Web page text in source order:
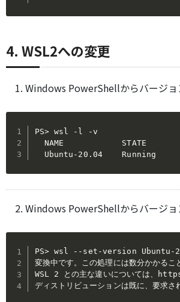
4. WSL2への変更
Windows PowerShellからバージョ
PS> wsl -l -v
NAME            STATE
Ubuntu-20.04    Running
Windows PowerShellからバージョ
PS> wsl --set-version Ubuntu-
変換中です。この処理には数分かかる
WSL 2 との主な違いについては、
ディストリビューションは既に、要求さ